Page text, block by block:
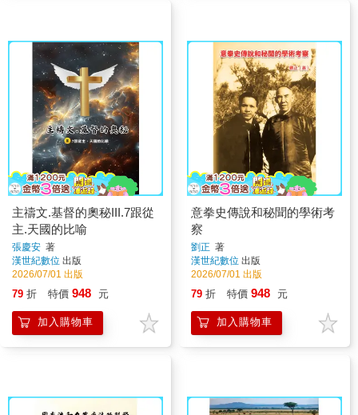
主禱文.基督的奧秘III.7跟從
主.天國的比喻
張慶安 著
漢世紀數位 出版
2026/07/01 出版
79 折 特價 948 元
加入購物車
意拳史傳說和秘聞的學術考
察
劉正 著
漢世紀數位 出版
2026/07/01 出版
79 折 特價 948 元
加入購物車